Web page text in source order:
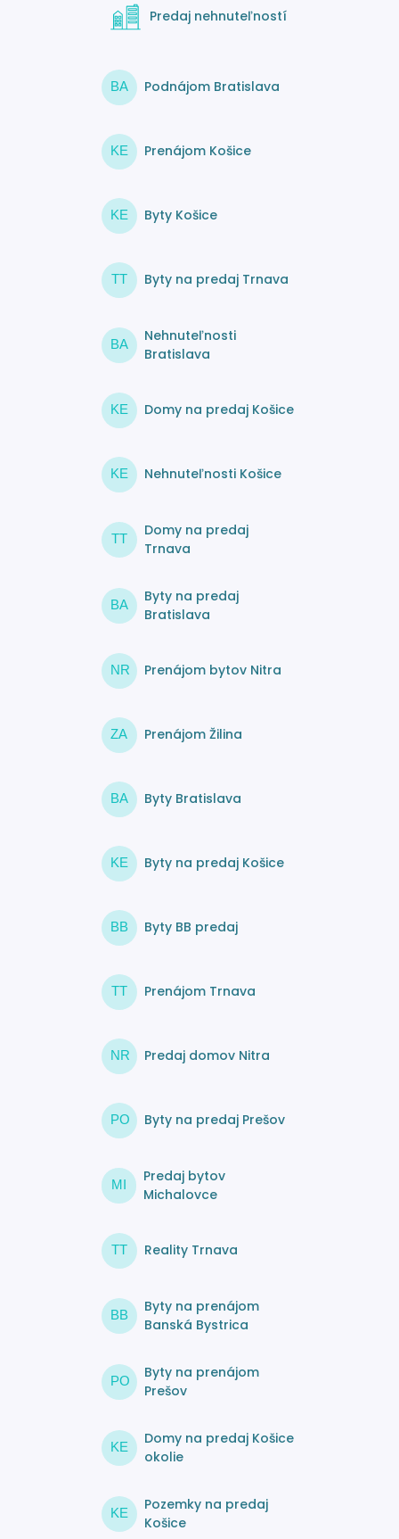
Predaj nehnuteľností
BA Podnájom Bratislava
KE Prenájom Košice
KE Byty Košice
TT Byty na predaj Trnava
BA
Nehnuteľnosti
Bratislava
KE Domy na predaj Košice
KE Nehnuteľnosti Košice
TT
Domy na predaj
Trnava
BA
Byty na predaj
Bratislava
NR Prenájom bytov Nitra
ZA Prenájom Žilina
BA Byty Bratislava
KE Byty na predaj Košice
BB Byty BB predaj
TT Prenájom Trnava
NR Predaj domov Nitra
PO Byty na predaj Prešov
MI
Predaj bytov
Michalovce
TT Reality Trnava
BB
Byty na prenájom
Banská Bystrica
PO
Byty na prenájom
Prešov
KE
Domy na predaj Košice
okolie
KE
Pozemky na predaj
Košice